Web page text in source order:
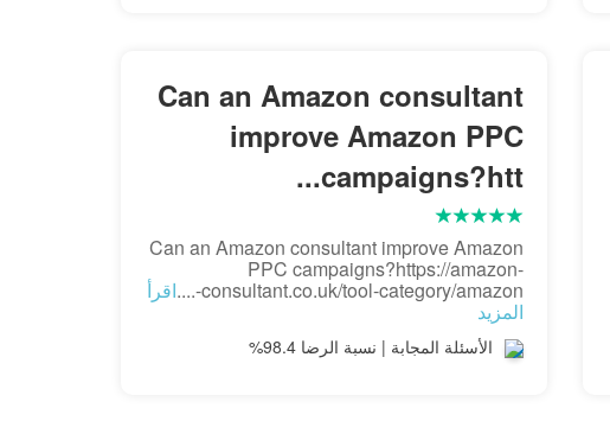
Can an Amazon consultant
improve Amazon PPC
campaigns?htt...
Can an Amazon consultant improve Amazon
PPC campaigns?https://amazon-
consultant.co.uk/tool-category/amazon-.... اقرأ
المزيد
الأسئلة المجابة | نسبة الرضا 98.4%